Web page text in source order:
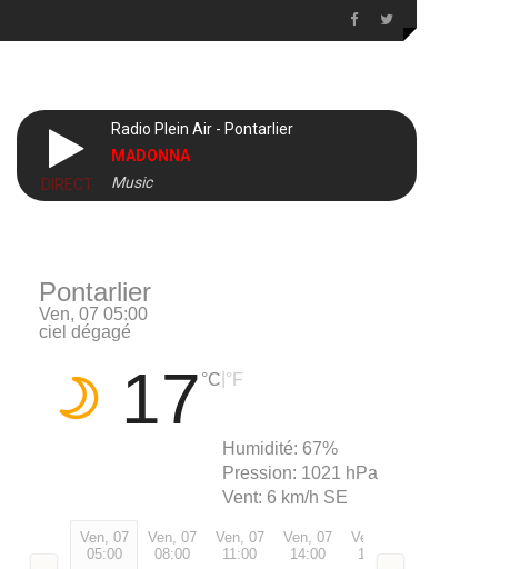
DIRECT
Radio Plein Air - Pontarlier
MADONNA
Music
Pontarlier
Ven, 07 05:00
ciel dégagé
17 °C °F
Humidité: 67%
Pression: 1021 hPa
Vent: 6 km/h SE
Ven, 07
05:00
Ven, 07
08:00
Ven, 07
11:00
Ven, 07
14:00
Ven, 07
17:00